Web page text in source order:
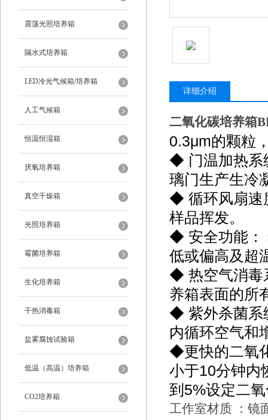
震荡光照培养箱
隔水式培养箱
LED冷光气候箱/培养箱
人工气候箱
恒温恒湿箱
厌氧培养箱
真空干燥箱
光照培养箱
霉菌培养箱
生化培养箱
干热消毒箱
盐雾腐蚀试验箱
低温（高温）培养箱
CO2培养箱
详细介绍
二氧化碳培养箱
0.3μm的颗粒
◆ 门温加热系
璃门生产生冷
◆ 循环风扇速
样品挥发。
◆ 安全功能：
低或偏高及超
◆ 热空气消毒
养箱表面的所
◆ 紫外杀菌系
内循环空气和
◆更快的二氧
小于10分钟内
到5%设定二
工作室材质 ：镜